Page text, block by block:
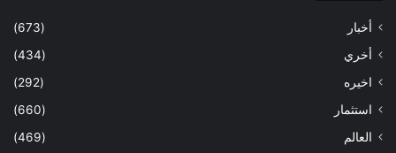
أخبار
(673)
أخري
(434)
اخيره
(292)
استثمار
(660)
العالم
(469)